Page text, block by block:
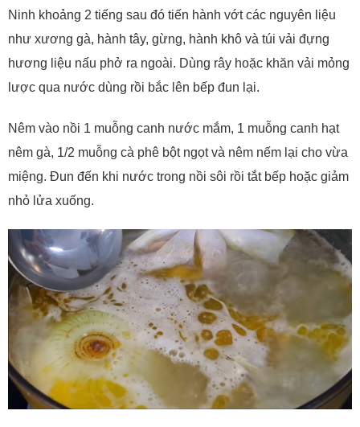
Ninh khoảng 2 tiếng sau đó tiến hành vớt các nguyên liệu
như xương gà, hành tây, gừng, hành khô và túi vải đựng
hương liệu nấu phở ra ngoài. Dùng rây hoặc khăn vải mỏng
lược qua nước dùng rồi bắc lên bếp đun lại.
Nêm vào nồi 1 muỗng canh nước mắm, 1 muỗng canh hạt
nêm gà, 1/2 muỗng cà phê bột ngọt và nêm nếm lại cho vừa
miệng. Đun đến khi nước trong nồi sôi rồi tắt bếp hoặc giảm
nhỏ lửa xuống.